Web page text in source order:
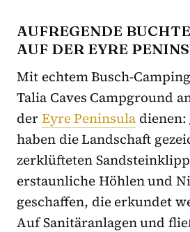
AUFREGENDE
AUF DER EYRE
Mit echtem Busch-
Talia Caves Campground
derEyre Peninsula
haben die Landschaft
zerklüfteten
erstaunliche Höhlen und
geschaffen, die erkundet
Auf Sanitäranlagen und